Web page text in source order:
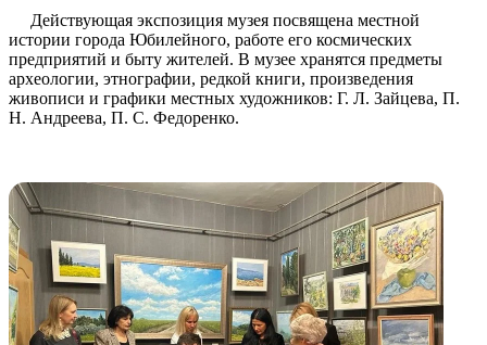
Действующая экспозиция музея посвящена местной
истории города Юбилейного, работе его космических
предприятий и быту жителей. В музее хранятся предметы
археологии, этнографии, редкой книги, произведения
живописи и графики местных художников: Г. Л. Зайцева, П.
Н. Андреева, П. С. Федоренко.